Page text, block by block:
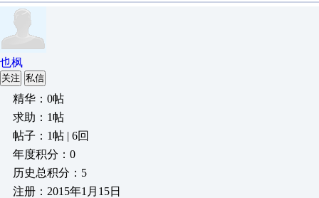
也枫
关注 私信
精华：0帖
求助：1帖
帖子：1帖 | 6回
年度积分：0
历史总积分：5
注册：2015年1月15日